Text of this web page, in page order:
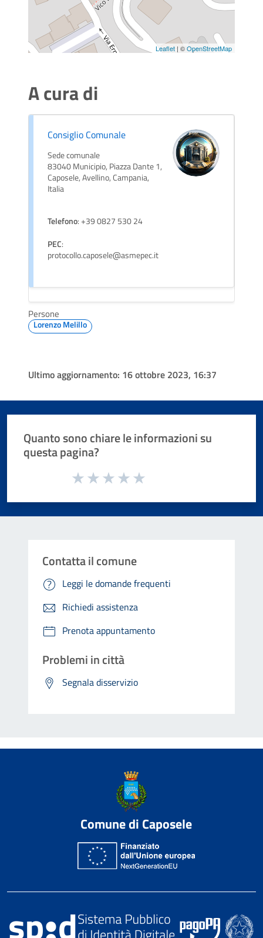
Leaflet | ©OpenStreetMap
A cura di
Consiglio Comunale
Sede comunale
83040 Municipio, Piazza Dante 1,
Caposele, Avellino, Campania,
Italia
Telefono: +39 0827 530 24
PEC:
protocollo.caposele@asmepec.it
Persone
Lorenzo Melillo
Ultimo aggiornamento: 16 ottobre 2023, 16:37
Quanto sono chiare le informazioni su
questa pagina?
Valuta da 1 a 5 stelle la pagina
Contatta il comune
Leggi le domande frequenti
Richiedi assistenza
Prenota appuntamento
Problemi in città
Segnala disservizio
Comune di Caposele